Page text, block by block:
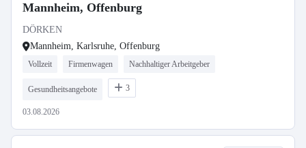
Mannheim, Offenburg
DÖRKEN
Mannheim, Karlsruhe, Offenburg
Vollzeit Firmenwagen Nachhaltiger Arbeitgeber
Gesundheitsangebote 3
03.08.2026